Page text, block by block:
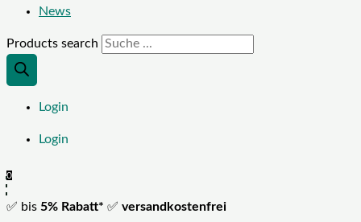
News
Products search
Login
Login
0
✅ bis 5% Rabatt* ✅ versandkostenfrei